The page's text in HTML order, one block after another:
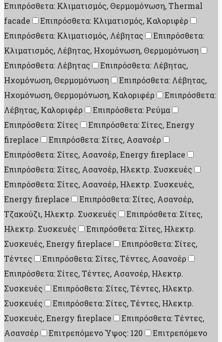
Επιπρόσθετα: Κλιματισμός, Θερμομόνωση, Thermal
facade
Επιπρόσθετα: Κλιματισμός, Καλοριφέρ
Επιπρόσθετα: Κλιματισμός, Λέβητας
Επιπρόσθετα:
Κλιματισμός, Λέβητας, Ηχομόνωση, Θερμομόνωση
Επιπρόσθετα: Λέβητας
Επιπρόσθετα: Λέβητας,
Ηχομόνωση, Θερμομόνωση
Επιπρόσθετα: Λέβητας,
Ηχομόνωση, Θερμομόνωση, Καλοριφέρ
Επιπρόσθετα:
Λέβητας, Καλοριφέρ
Επιπρόσθετα: Ρεύμα
Επιπρόσθετα: Σίτες
Επιπρόσθετα: Σίτες, Energy
fireplace
Επιπρόσθετα: Σίτες, Ασανσέρ
Επιπρόσθετα: Σίτες, Ασανσέρ, Energy fireplace
Επιπρόσθετα: Σίτες, Ασανσέρ, Ηλεκτρ. Συσκευές
Επιπρόσθετα: Σίτες, Ασανσέρ, Ηλεκτρ. Συσκευές,
Energy fireplace
Επιπρόσθετα: Σίτες, Ασανσέρ,
Τζακούζι, Ηλεκτρ. Συσκευές
Επιπρόσθετα: Σίτες,
Ηλεκτρ. Συσκευές
Επιπρόσθετα: Σίτες, Ηλεκτρ.
Συσκευές, Energy fireplace
Επιπρόσθετα: Σίτες,
Τέντες
Επιπρόσθετα: Σίτες, Τέντες, Ασανσέρ
Επιπρόσθετα: Σίτες, Τέντες, Ασανσέρ, Ηλεκτρ.
Συσκευές
Επιπρόσθετα: Σίτες, Τέντες, Ηλεκτρ.
Συσκευές
Επιπρόσθετα: Σίτες, Τέντες, Ηλεκτρ.
Συσκευές, Energy fireplace
Επιπρόσθετα: Τέντες,
Ασανσέρ
Επιτρεπόμενο Ύψος: 120
Επιτρεπόμενο